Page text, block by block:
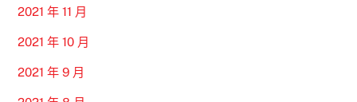
2021 年 11 月
2021 年 10 月
2021 年 9 月